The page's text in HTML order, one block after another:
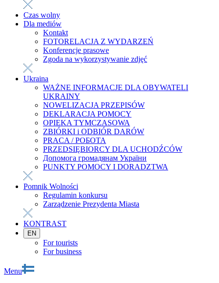
Czas wolny
Dla mediów
Kontakt
FOTORELACJA Z WYDARZEŃ
Konferencje prasowe
Zgoda na wykorzystywanie zdjęć
Ukraina
WAŻNE INFORMACJE DLA OBYWATELI
UKRAINY
NOWELIZACJA PRZEPISÓW
DEKLARACJA POMOCY
OPIEKA TYMCZASOWA
ZBIÓRKI i ODBIÓR DARÓW
PRACA / РОБОТА
PRZEDSIĘBIORCY DLA UCHODŹCÓW
Допомога громадянам України
PUNKTY POMOCY I DORADZTWA
Pomnik Wolności
Regulamin konkursu
Zarządzenie Prezydenta Miasta
KONTRAST
EN
For tourists
For business
Menu